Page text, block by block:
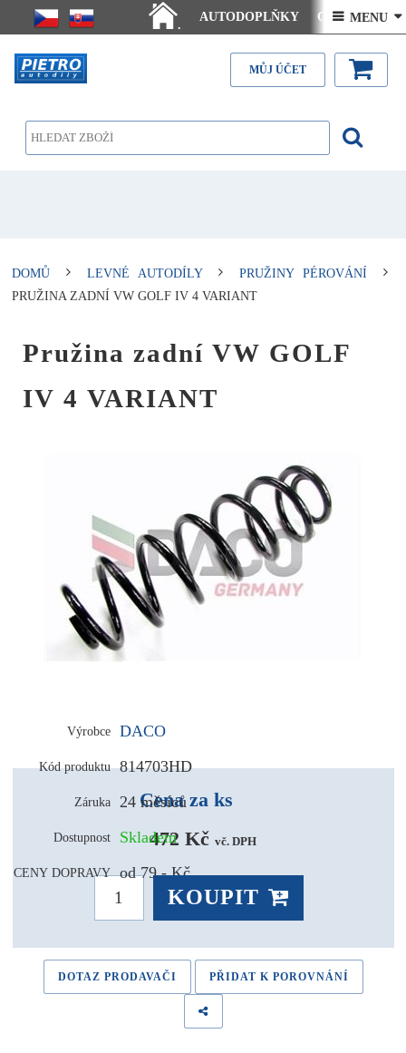
.
AUTODOPLŇKY Ceny doručení
Články - návody Kontakt
 MENU 
MŮJ ÚČET
DOMŮ LEVNÉ AUTODÍLY
PRUŽINY PÉROVÁNÍ
PRUŽINA ZADNÍ VW GOLF IV 4 VARIANT
Pružina zadní VW GOLF
IV 4 VARIANT
Výrobce DACO
Kód produktu 814703HD
Záruka 24 měsíců
Dostupnost Skladem
CENY DOPRAVY od 79,- Kč
Cena za ks
472 Kč vč. DPH
KOUPIT
DOTAZ PRODAVAČI PŘIDAT K POROVNÁNÍ